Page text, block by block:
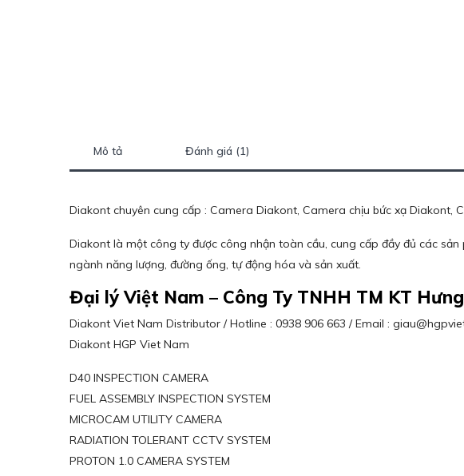
Mô tả Đánh giá (1)
Diakont chuyên cung cấp : Camera Diakont, Camera chịu bức xạ Diakont,
Diakont là một công ty được công nhận toàn cầu, cung cấp đầy đủ các
ngành năng lượng, đường ống, tự động hóa và sản xuất.
Đại lý Việt Nam – Công Ty TNHH TM KT
Diakont Viet Nam Distributor / Hotline : 0938 906 663 / Email :
Diakont HGP Viet Nam
D40 INSPECTION CAMERA
FUEL ASSEMBLY INSPECTION SYSTEM
MICROCAM UTILITY CAMERA
RADIATION TOLERANT CCTV SYSTEM
PROTON 1.0 CAMERA SYSTEM